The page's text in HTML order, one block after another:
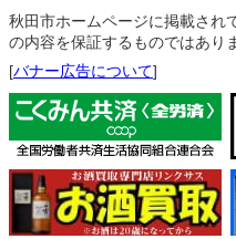
秋田市ホームページに掲載され
の内容を保証するものではあり
[バナー広告について]